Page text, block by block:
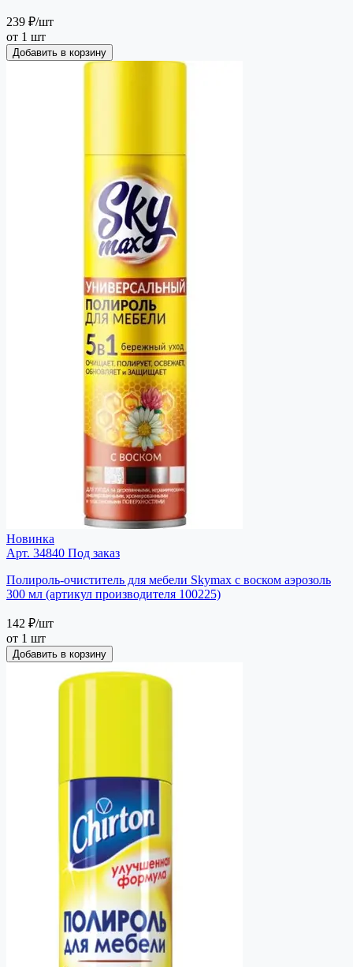
239 ₽/шт
от 1 шт
Добавить в корзину
Новинка
Арт. 34840 Под заказ
Полироль-очиститель для мебели Skymax с воском аэрозоль
300 мл (артикул производителя 100225)
142 ₽/шт
от 1 шт
Добавить в корзину